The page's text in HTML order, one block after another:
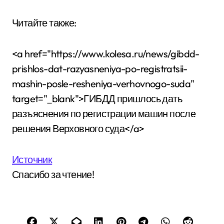
Читайте также:
<a href="https://www.kolesa.ru/news/gibdd-
prishlos-dat-razyasneniya-po-registratsii-
mashin-posle-resheniya-verhovnogo-suda"
target="_blank">ГИБДД пришлось дать
разъяснения по регистрации машин после
решения Верховного суда</a>
Источник
Спасибо за чтение!